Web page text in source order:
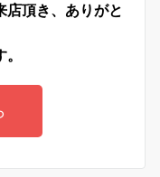
店頂き、ありがと